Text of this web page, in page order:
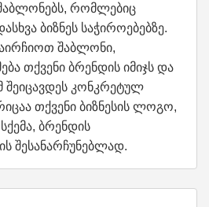
რომლებიც
ბიზნეს საჭიროებებზე.
შაბლონი,
თქვენი ბრენდის იმიჯს და
კონკრეტულ
თქვენი ბიზნესის ლოგო,
ბრენდის
შესანარჩუნებლად.